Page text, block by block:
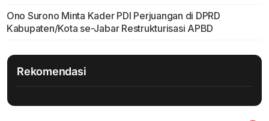
Ono Surono Minta Kader PDI Perjuangan di DPRD
Kabupaten/Kota se-Jabar Restrukturisasi APBD
Rekomendasi